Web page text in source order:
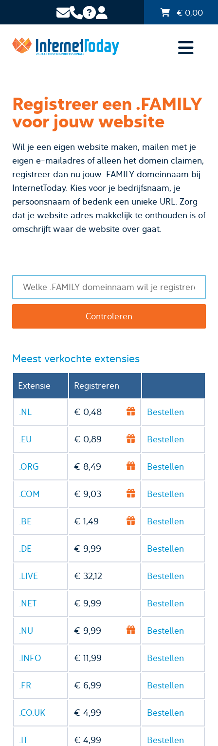
€ 0,00
Registreer een .FAMILY
voor jouw website
Wil je een eigen website maken, mailen met je
eigen e-mailadres of alleen het domein claimen,
registreer dan nu jouw .FAMILY domeinnaam bij
InternetToday. Kies voor je bedrijfsnaam, je
persoonsnaam of bedenk een unieke URL. Zorg
dat je website adres makkelijk te onthouden is of
omschrijft waar de website over gaat.
Meest verkochte extensies
Extensie Registreren
.NL € 0,48 Bestellen
.EU € 0,89 Bestellen
.ORG € 8,49 Bestellen
.COM € 9,03 Bestellen
.BE € 1,49 Bestellen
.DE € 9,99 Bestellen
.LIVE € 32,12 Bestellen
.NET € 9,99 Bestellen
.NU € 9,99 Bestellen
.INFO € 11,99 Bestellen
.FR € 6,99 Bestellen
.CO.UK € 4,99 Bestellen
.IT € 4,99 Bestellen